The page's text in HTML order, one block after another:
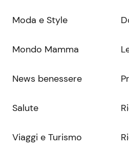
Moda e Style
Mondo Mamma
News benessere
Salute
Viaggi e Turismo